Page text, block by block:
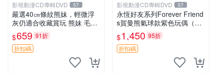
影視動漫CD專輯DVD 57
嚴選40㎝條紋熊妹，輕微浮
灰仍適合收藏賞玩 熊妹 毛絨
玩具 浮雕熊
$659 91折
折扣碼
影視動漫CD專輯DVD 57
永恆好友系列Forever Friend
s賀曼熊氣球款紫色玩偶（鼻
子稍有磨損） 中古玩具 氣球
熊 玩偶
$1,450 95折
折扣碼